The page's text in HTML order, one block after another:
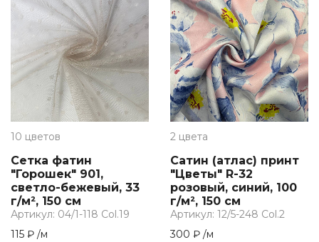
10 цветов
Сетка фатин
"Горошек" 901,
светло-бежевый, 33
г/м², 150 см
Артикул: 04/1-118 Col.19
115 ₽ /м
2 цвета
Сатин (атлас) принт
"Цветы" R-32
розовый, синий, 100
г/м², 150 см
Артикул: 12/5-248 Col.2
300 ₽ /м